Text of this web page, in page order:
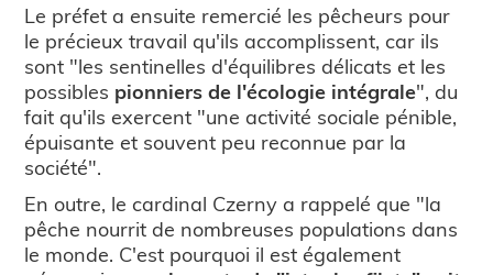
Le préfet a ensuite remercié les pêcheurs pour
le précieux travail qu'ils accomplissent, car ils
sont "les sentinelles d'équilibres délicats et les
possibles pionniers de l'écologie intégrale", du
fait qu'ils exercent "une activité sociale pénible,
épuisante et souvent peu reconnue par la
société".
En outre, le cardinal Czerny a rappelé que "la
pêche nourrit de nombreuses populations dans
le monde. C'est pourquoi il est également